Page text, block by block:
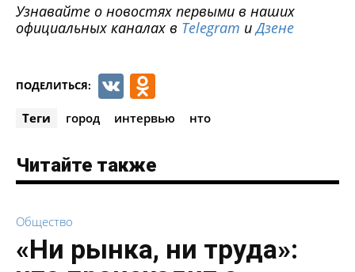
Узнавайте о новостях первыми в наших
официальных каналах в Telegram иДзене
ПОДЕЛИТЬСЯ: VK
Теги город интервью нто
Читайте также
Общество
«Ни рынка, ни труда»: